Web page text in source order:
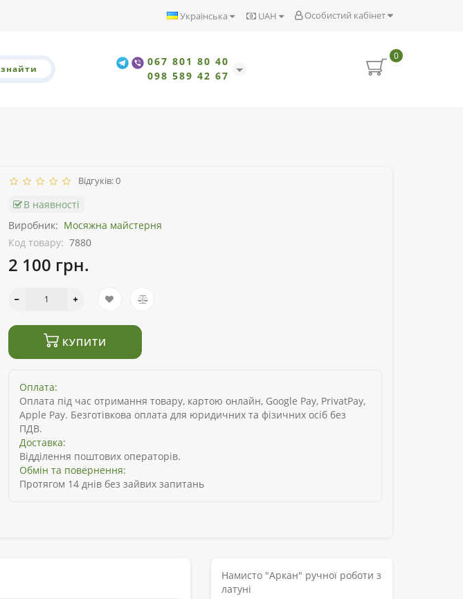
Особистий кабінет
UAH
Українська
знайти
067 801 80 40
098 589 42 67
0
Відгуків: 0
В наявності
Виробник: Мосяжна майстерня
Код товару: 7880
2 100 грн.
КУПИТИ
Оплата:
Оплата під час отримання товару, картою онлайн, Google Pay, PrivatPay,
Apple Pay. Безготівкова оплата для юридичних та фізичних осіб без
ПДВ.
Доставка:
Відділення поштових операторів.
Обмін та повернення:
Протягом 14 днів без зайвих запитань
Намисто "Аркан" ручної роботи з
латуні